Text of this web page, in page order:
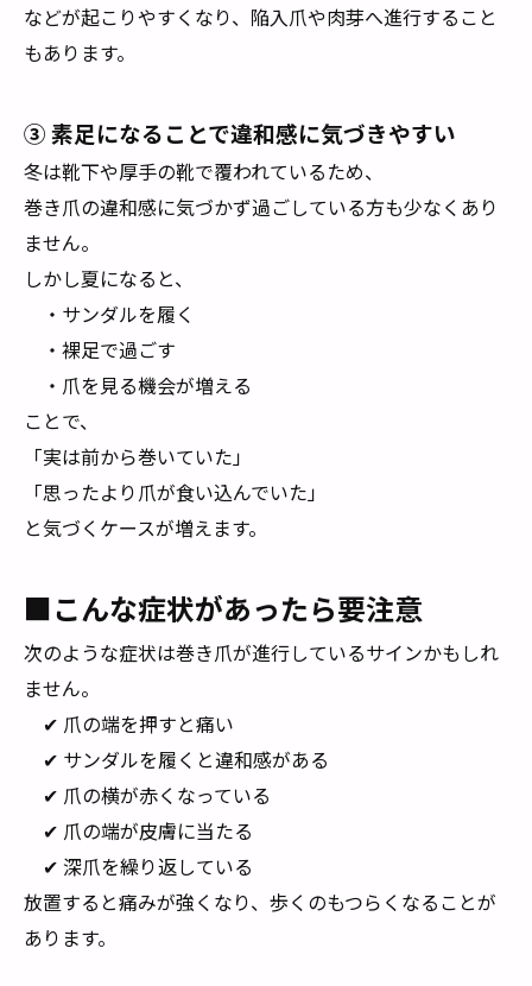
などが起こりやすくなり、陥入爪や肉芽へ進行すること
もあります。
③ 素足になることで違和感に気づきやすい
冬は靴下や厚手の靴で覆われているため、
巻き爪の違和感に気づかず過ごしている方も少なくあり
ません。
しかし夏になると、
・サンダルを履く
・裸足で過ごす
・爪を見る機会が増える
ことで、
「実は前から巻いていた」
「思ったより爪が食い込んでいた」
と気づくケースが増えます。
■こんな症状があったら要注意
次のような症状は巻き爪が進行しているサインかもしれ
ません。
✔ 爪の端を押すと痛い
✔ サンダルを履くと違和感がある
✔ 爪の横が赤くなっている
✔ 爪の端が皮膚に当たる
✔ 深爪を繰り返している
放置すると痛みが強くなり、歩くのもつらくなることが
あります。